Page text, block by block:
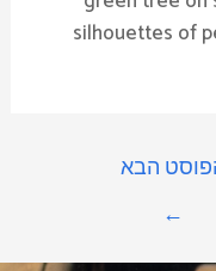
silhouettes of
הבא
←